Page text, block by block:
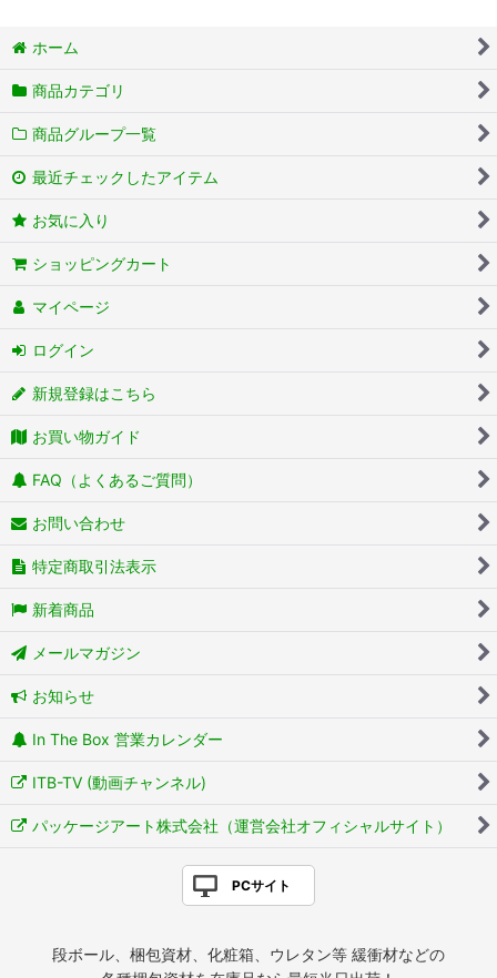
ホーム
商品カテゴリ
商品グループ一覧
最近チェックしたアイテム
お気に入り
ショッピングカート
マイページ
ログイン
新規登録はこちら
お買い物ガイド
FAQ（よくあるご質問）
お問い合わせ
特定商取引法表示
新着商品
メールマガジン
お知らせ
In The Box 営業カレンダー
ITB-TV (動画チャンネル)
パッケージアート株式会社（運営会社オフィシャルサイト）
PCサイト
段ボール、梱包資材、化粧箱、ウレタン等 緩衝材などの